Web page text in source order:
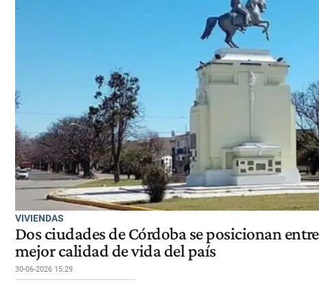
VIVIENDAS
Dos ciudades de Córdoba se posicionan
mejor calidad de vida del país
30-06-2026 15:29